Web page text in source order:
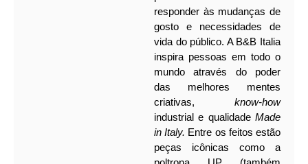
responder às mudanças de
gosto e necessidades de
vida do público. A B&B Italia
inspira pessoas em todo o
mundo através do poder
das melhores mentes
criativas, know-how
industrial e qualidade Made
in Italy. Entre os feitos estão
peças icônicas como a